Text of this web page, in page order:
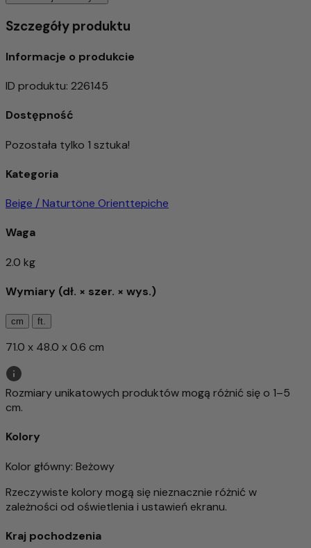
Szczegóły produktu
Informacje o produkcie
ID produktu: 226145
Dostępność
Pozostała tylko 1 sztuka!
Kategoria
Beige / Naturtöne Orienttepiche
Waga
2.0 kg
Wymiary (dł. × szer. × wys.)
cm ft.
71.0 x 48.0 x 0.6 cm
Rozmiary unikatowych produktów mogą różnić się o 1–5
cm.
Kolory
Kolor główny: Beżowy
Rzeczywiste kolory mogą się nieznacznie różnić w
zależności od oświetlenia i ustawień ekranu.
Kraj pochodzenia